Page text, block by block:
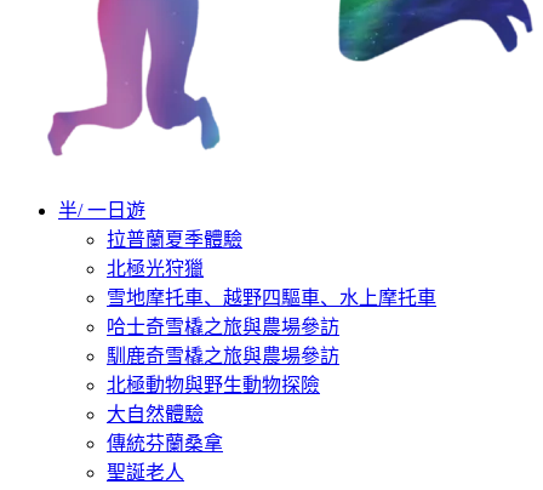
半/ 一日遊
拉普蘭夏季體驗
北極光狩獵
雪地摩托車、越野四驅車、水上摩托車
哈士奇雪橇之旅與農場參訪
馴鹿奇雪橇之旅與農場參訪
北極動物與野生動物探險
大自然體驗
傳統芬蘭桑拿
聖誕老人